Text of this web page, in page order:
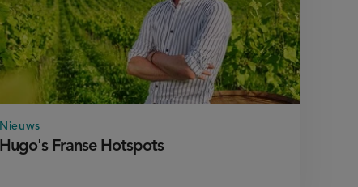
Hugo's Franse Hotspots
Nieuws